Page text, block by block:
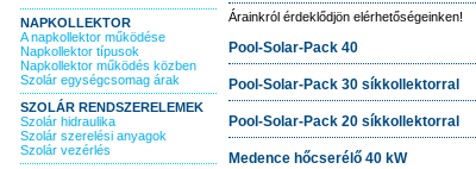
NAPKOLLEKTOR
A napkollektor működése
Napkollektor típusok
Napkollektor működés közben
Szolár egységcsomag árak
SZOLÁR RENDSZERELEMEK
Szolár hidraulika
Szolár szerelési anyagok
Szolár vezérlés
Árainkról érdeklődjön elérhetőségeinken!
Pool-Solar-Pack 40
Pool-Solar-Pack 30 síkkollektorral
Pool-Solar-Pack 20 síkkollektorral
Medence hőcserélő 40 kW